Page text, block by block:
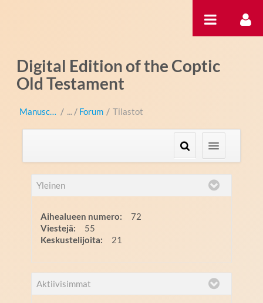
Digital Edition of the Coptic
Old Testament
Manuscripts / Forum / Tilastot
Yleinen
Aihealueen numero:
72
Viestejä:
55
Keskustelijoita:
21
Aktiivisimmat